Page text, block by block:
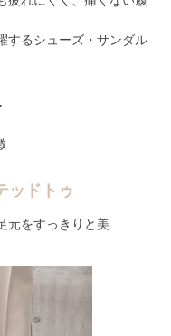
するシューズ・サンダル
ッドトゥ
元をすっきりと美